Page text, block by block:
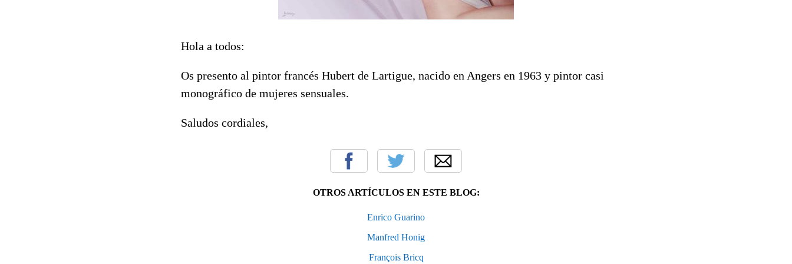
Hola a todos:
Os presento al pintor francés Hubert de Lartigue, nacido en Angers en 1963 y pintor casi
monográfico de mujeres sensuales.
Saludos cordiales,
OTROS ARTÍCULOS EN ESTE BLOG:
Enrico Guarino
Manfred Honig
François Bricq